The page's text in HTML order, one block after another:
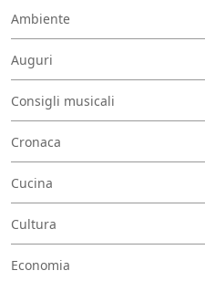
Ambiente
Auguri
Consigli musicali
Cronaca
Cucina
Cultura
Economia